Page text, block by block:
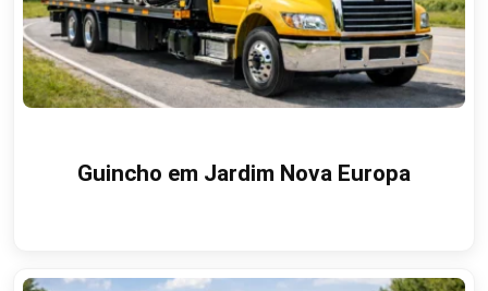
Guincho em Jardim Nova Europa